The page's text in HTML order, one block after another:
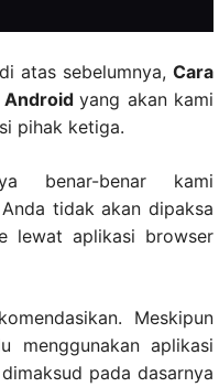
atas sebelumnya, Cara
Androidyang akan kami
pihak ketiga.
benar-benar kami
tidak akan dipaksa
lewat aplikasi browser
Meskipun
menggunakan aplikasi
pada dasarnya